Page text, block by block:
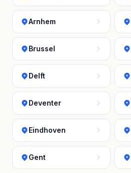
Arnhem
Brussel
Delft
Deventer
Eindhoven
Gent